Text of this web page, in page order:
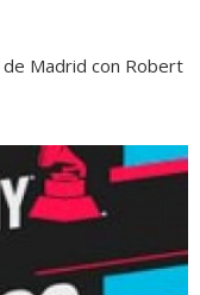
Madrid con Robert